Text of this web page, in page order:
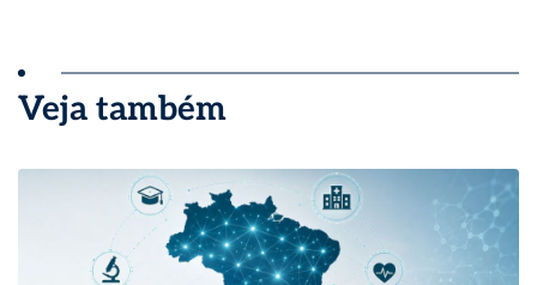
Veja também